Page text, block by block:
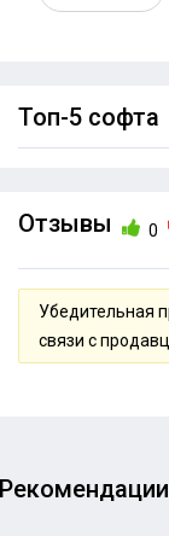
Топ-5 софта
Отзывы 0
Убедительная
связи с